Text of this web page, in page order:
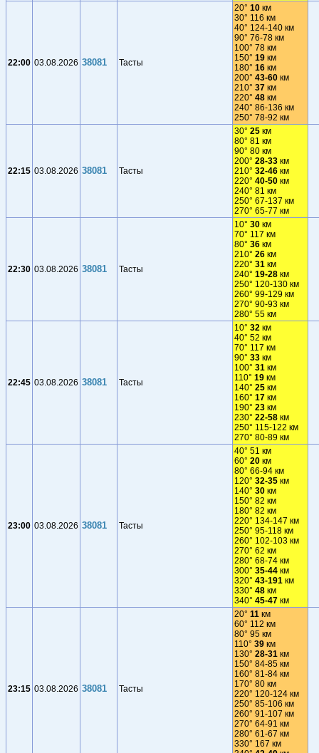
22:00 03.08.2026 38081 Тасты
20° 10 км
30° 116 км
40° 124-140 км
90° 76-78 км
100° 78 км
150° 19 км
180° 16 км
200° 43-60 км
210° 37 км
220° 48 км
240° 86-136 км
250° 78-92 км
22:15 03.08.2026 38081 Тасты
30° 25 км
80° 81 км
90° 80 км
200° 28-33 км
210° 32-46 км
220° 40-50 км
240° 81 км
250° 67-137 км
270° 65-77 км
22:30 03.08.2026 38081 Тасты
10° 30 км
70° 117 км
80° 36 км
210° 26 км
220° 31 км
240° 19-28 км
250° 120-130 км
260° 99-129 км
270° 90-93 км
280° 55 км
22:45 03.08.2026 38081 Тасты
10° 32 км
40° 52 км
70° 117 км
90° 33 км
100° 31 км
110° 19 км
140° 25 км
160° 17 км
190° 23 км
230° 22-58 км
250° 115-122 км
270° 80-89 км
23:00 03.08.2026 38081 Тасты
40° 51 км
60° 20 км
80° 66-94 км
120° 32-35 км
140° 30 км
150° 82 км
180° 82 км
220° 134-147 км
250° 95-118 км
260° 102-103 км
270° 62 км
280° 68-74 км
300° 35-44 км
320° 43-191 км
330° 48 км
340° 45-47 км
23:15 03.08.2026 38081 Тасты
20° 11 км
60° 112 км
80° 95 км
110° 39 км
130° 28-31 км
150° 84-85 км
160° 81-84 км
170° 80 км
220° 120-124 км
250° 85-106 км
260° 91-107 км
270° 64-91 км
280° 61-67 км
330° 167 км